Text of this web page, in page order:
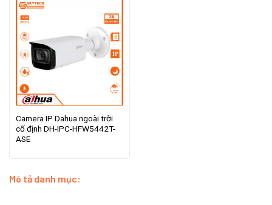
Camera IP Dahua ngoài trời
cố định DH-IPC-HFW5442T-
ASE
Mô tả danh mục: